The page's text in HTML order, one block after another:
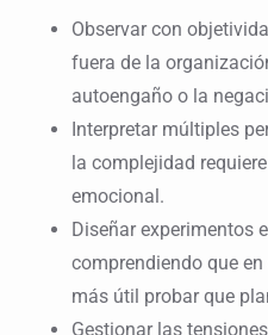
Observar con
fuera de la
autoengaño o la
Interpretar múltiples
la complejidad
emocional.
Diseñar experimentos
comprendiendo que
más útil probar que
Gestionar las